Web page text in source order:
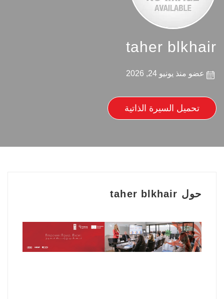
taher blkhair
عضو منذ يونيو 24, 2026
تحميل السيرة الذاتية
حول taher blkhair